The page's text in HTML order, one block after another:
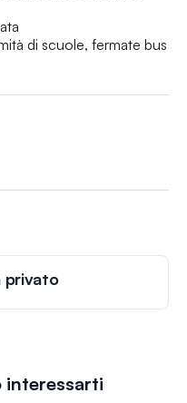
di scuole, fermate bus
privato
interessarti